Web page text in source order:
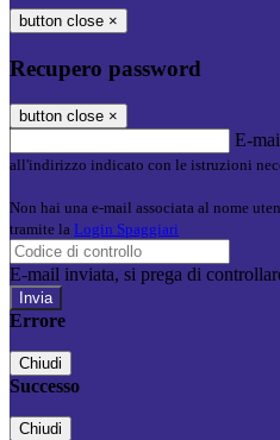
button close ×
Recupero password
button close ×
E-
all'indirizzo indicato con le istruzioni
Non hai una e-mail associata al nome
tramite la Login Spaggiari
E-mail inviata, si prega di
Errore
Chiudi
Successo
Chiudi